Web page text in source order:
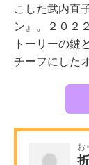
こした武内直
ン』。２０２
トーリーの鍵
チーフにした
お